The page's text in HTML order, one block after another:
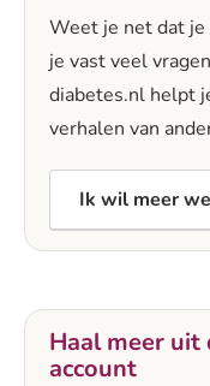
Weet je net dat je
je vast veel
diabetes.nl helpt
verhalen van
Ik wil meer
Haal meer uit
account